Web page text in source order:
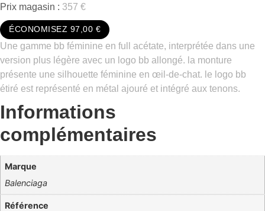
Prix magasin : 357 €
ÉCONOMISEZ 97,00 €
Une gamme bb féminine en full acétate, interprétée dans une
version plus légère avec un logo bb allongé. la monture
présente une silhouette féminine en œil-de-chat. le logo bb
étiré est représenté en métal ajouré et intégré aux tenons.
Informations
complémentaires
Référence
Marque
Balenciaga